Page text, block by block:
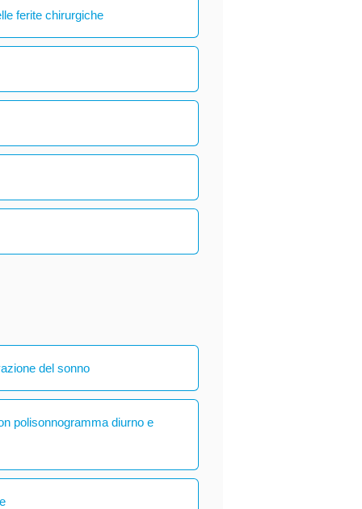
ferite chirurgiche
del sonno
polisonnogramma diurno e